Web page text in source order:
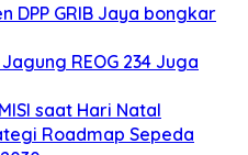
DPP GRIB Jaya bongkar
REOG 234 Juga
saat Hari Natal
Roadmap Sepeda